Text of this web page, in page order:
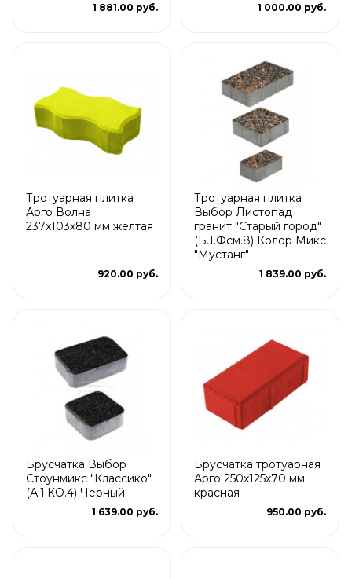
1 881.00 руб. 1 000.00 руб.
Тротуарная плитка
Арго Волна
237x103x80 мм желтая
920.00 руб.
Тротуарная плитка
Выбор Листопад
гранит "Старый город"
(Б.1.Фсм.8) Колор Микс
"Мустанг"
1 839.00 руб.
Брусчатка Выбор
Стоунмикс "Классико"
(А.1.КО.4) Черный
1 639.00 руб.
Брусчатка тротуарная
Арго 250x125x70 мм
красная
950.00 руб.